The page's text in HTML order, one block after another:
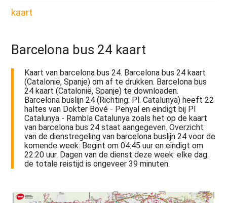
kaart
Barcelona bus 24 kaart
Kaart van barcelona bus 24. Barcelona bus 24 kaart
(Catalonië, Spanje) om af te drukken. Barcelona bus
24 kaart (Catalonië, Spanje) te downloaden.
Barcelona buslijn 24 (Richting: Pl. Catalunya) heeft 22
haltes van Dokter Bové - Penyal en eindigt bij Pl
Catalunya - Rambla Catalunya zoals het op de kaart
van barcelona bus 24 staat aangegeven. Overzicht
van de dienstregeling van barcelona buslijn 24 voor de
komende week: Begint om 04:45 uur en eindigt om
22:20 uur. Dagen van de dienst deze week: elke dag.
de totale reistijd is ongeveer 39 minuten.